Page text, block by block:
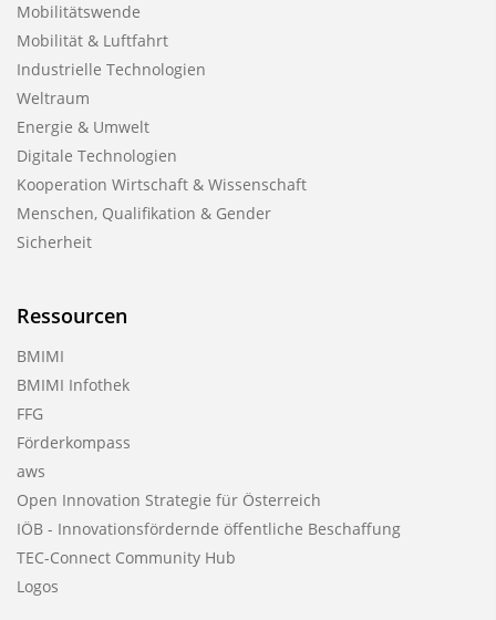
Mobilitätswende
Mobilität & Luftfahrt
Industrielle Technologien
Weltraum
Energie & Umwelt
Digitale Technologien
Kooperation Wirtschaft & Wissenschaft
Menschen, Qualifikation & Gender
Sicherheit
Ressourcen
BMIMI
BMIMI Infothek
FFG
Förderkompass
aws
Open Innovation Strategie für Österreich
IÖB - Innovationsfördernde öffentliche Beschaffung
TEC-Connect Community Hub
Logos